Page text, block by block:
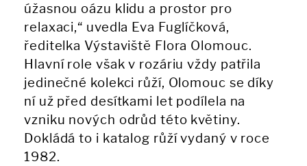
úžasnou oázu klidu a prostor pro
relaxaci,“ uvedla Eva Fuglíčková,
ředitelka Výstaviště Flora Olomouc.
Hlavní role však v rozáriu vždy patřila
jedinečné kolekci růží, Olomouc se díky
ní už před desítkami let podílela na
vzniku nových odrůd této květiny.
Dokládá to i katalog růží vydaný v roce
1982.